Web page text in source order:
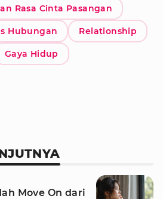
Rasa Cinta Pasangan
Hubungan Relationship
Gaya Hidup
Move On dari